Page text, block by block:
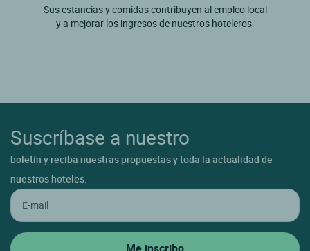
Sus estancias y comidas contribuyen al empleo local
y a mejorar los ingresos de nuestros hoteleros.
Suscríbase a nuestro
boletín y reciba nuestras propuestas y toda la actualidad de
nuestros hoteles.